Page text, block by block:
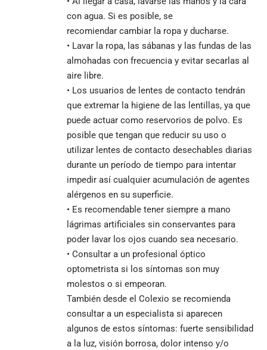
con agua. Si es posible, se
recomiendar cambiar la ropa y ducharse.
• Lavar la ropa, las sábanas y las fundas de las
almohadas con frecuencia y evitar secarlas al
aire libre.
• Los usuarios de lentes de contacto tendrán
que extremar la higiene de las lentillas, ya que
puede actuar como reservorios de polvo. Es
posible que tengan que reducir su uso o
utilizar lentes de contacto desechables diarias
durante un período de tiempo para intentar
impedir así cualquier acumulación de agentes
alérgenos en su superficie.
• Es recomendable tener siempre a mano
lágrimas artificiales sin conservantes para
poder lavar los ojos cuando sea necesario.
• Consultar a un profesional óptico
optometrista si los síntomas son muy
molestos o si empeoran.
También desde el Colexio se recomienda
consultar a un especialista si aparecen
algunos de estos síntomas: fuerte sensibilidad
a la luz, visión borrosa, dolor intenso y/o